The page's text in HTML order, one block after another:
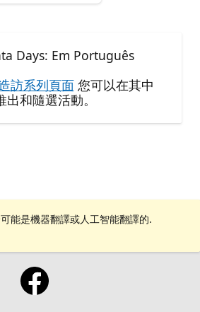
Days: Em Português
訪系列頁面您可以在其中
和隨選活動。
能是機器翻譯或人工智能翻譯的.